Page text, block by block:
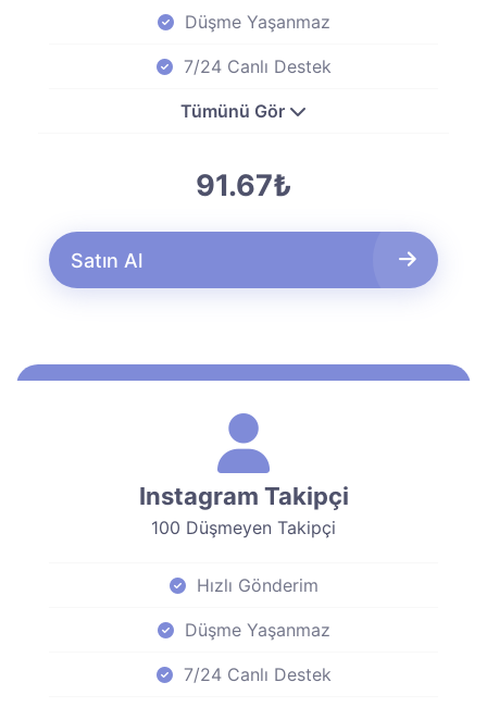
Düşme Yaşanmaz
7/24 Canlı Destek
Tümünü Gör
91.67₺
Satın Al
Instagram Takipçi
100 Düşmeyen Takipçi
Hızlı Gönderim
Düşme Yaşanmaz
7/24 Canlı Destek